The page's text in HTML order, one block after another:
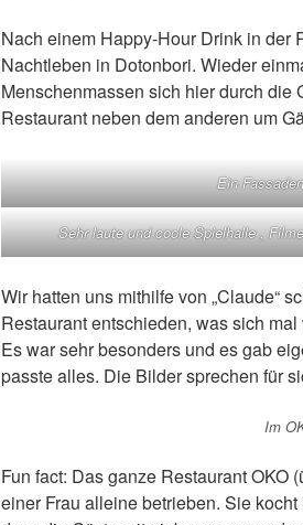
Nach einem Happy-Hour Drink in der
Nachtleben in Dotonbori. Wieder
Menschenmassen sich hier durch die
Restaurant neben dem anderen um
Ein
Sehr laute und coole Spielhalle ,
Wir hatten uns mithilfe von „Claude“
Restaurant entschieden, was sich
Es war sehr besonders und es gab
passte alles. Die Bilder sprechen für
Im
Fun fact: Das ganze Restaurant OKO
einer Frau alleine betrieben. Sie